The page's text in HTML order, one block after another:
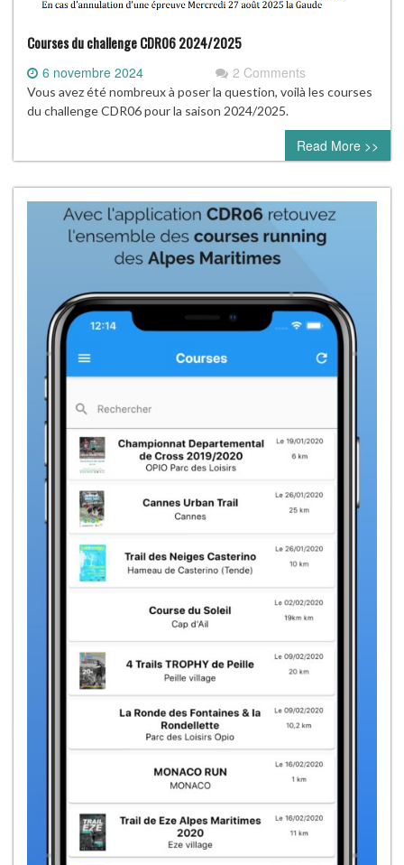
Courses du challenge CDR06 2024/2025
6 novembre 2024 2 Comments
Vous avez été nombreux à poser la question, voilà les courses
du challenge CDR06 pour la saison 2024/2025.
Read More >>